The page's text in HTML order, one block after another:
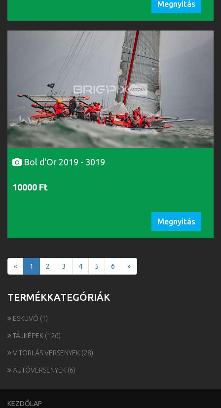
Megnyitás
Bol d'Or 2019 - 3019
10000 Ft
Megnyitás
« 1 2 3 4 5 6 »
TERMÉKKATEGÓRIÁK
ESKÜVŐ (1)
TÁJKÉPEK (126)
VITORLÁS VERSENYEK (28)
AUTÓVERSENYEK (6)
KEZDŐLAP